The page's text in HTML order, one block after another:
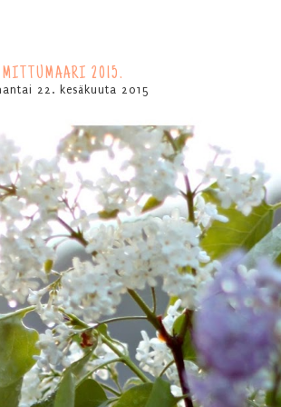
MITTUMAARI 2015.
22. kesäkuuta 2015